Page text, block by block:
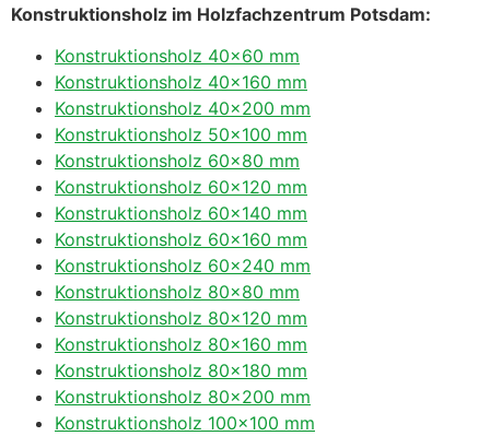
Konstruktionsholz im Holzfachzentrum Potsdam:
Konstruktionsholz 40×60 mm
Konstruktionsholz 40×160 mm
Konstruktionsholz 40×200 mm
Konstruktionsholz 50×100 mm
Konstruktionsholz 60×80 mm
Konstruktionsholz 60×120 mm
Konstruktionsholz 60×140 mm
Konstruktionsholz 60×160 mm
Konstruktionsholz 60×240 mm
Konstruktionsholz 80×80 mm
Konstruktionsholz 80×120 mm
Konstruktionsholz 80×160 mm
Konstruktionsholz 80×180 mm
Konstruktionsholz 80×200 mm
Konstruktionsholz 100×100 mm